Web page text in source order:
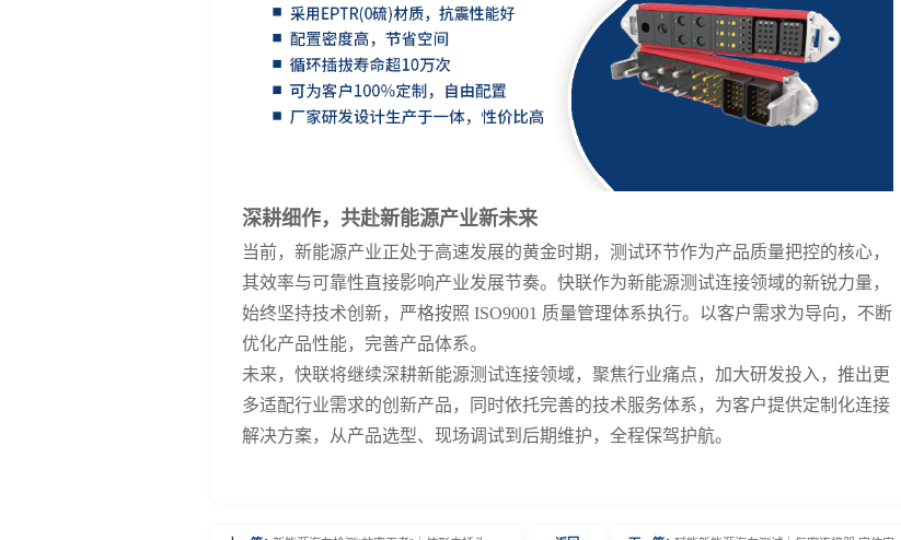
深耕细作，共赴新能源产业新未来
当前，新能源产业正处于高速发展的黄金时期，测试环节作为产品质量把控的核心，
其效率与可靠性直接影响产业发展节奏。快联作为新能源测试连接领域的新锐力量，
始终坚持技术创新， 严格按照 ISO9001 质量管理体系执行。 以客户需求为导向，不断
优化产品性能，完善产品体系。
未来，快联将继续深耕新能源测试连接领域，聚焦行业痛点，加大研发投入，推出更
多适配行业需求的创新产品，同时依托完善的技术服务体系，为客户提供定制化连接
解决方案，从产品选型、现场调试到后期维护，全程保驾护航。